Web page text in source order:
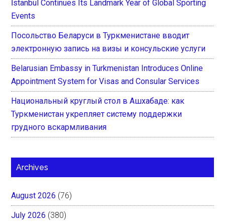
İstanbul Continues Its Landmark Year of Global Sporting
Events
Посольство Беларуси в Туркменистане вводит
электронную запись на визы и консульские услуги
Belarusian Embassy in Turkmenistan Introduces Online
Appointment System for Visas and Consular Services
Национальный круглый стол в Ашхабаде: как
Туркменистан укрепляет систему поддержки
грудного вскармливания
Archives
August 2026 (76)
July 2026 (380)